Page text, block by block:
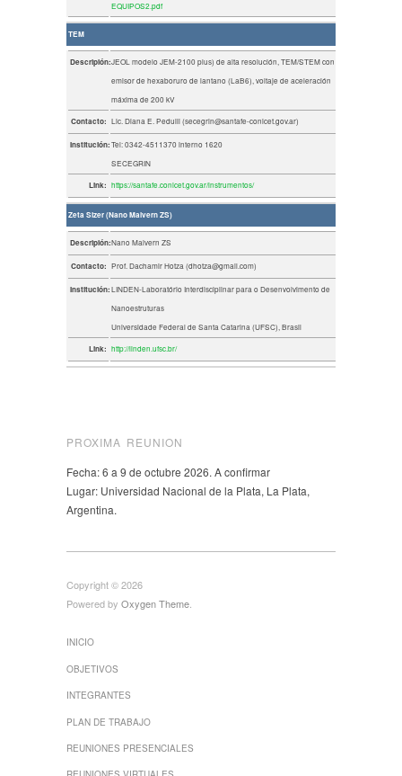
EQUIPOS2.pdf
TEM
Descripión:JEOL modelo JEM-2100 plus) de alta resolución, TEM/STEM con
emisor de hexaboruro de lantano (LaB6), voltaje de aceleración
máxima de 200 kV
Contacto: Lic. Diana E. Pedulli (secegrin@santafe-conicet.gov.ar)
Institución: Tel: 0342-4511370 interno 1620
SECEGRIN
Link: https://santafe.conicet.gov.ar/instrumentos/
Zeta Sizer (Nano Malvern ZS)
Descripión:Nano Malvern ZS
Contacto: Prof. Dachamir Hotza (dhotza@gmail.com)
Institución: LINDEN-Laboratório Interdisciplinar para o Desenvolvimento de
Nanoestruturas
Universidade Federal de Santa Catarina (UFSC), Brasil
Link: http://linden.ufsc.br/
PROXIMA REUNION
Fecha: 6 a 9 de octubre 2026. A confirmar
Lugar: Universidad Nacional de la Plata, La Plata,
Argentina.
Copyright © 2026
Powered by Oxygen Theme.
INICIO
OBJETIVOS
INTEGRANTES
PLAN DE TRABAJO
REUNIONES PRESENCIALES